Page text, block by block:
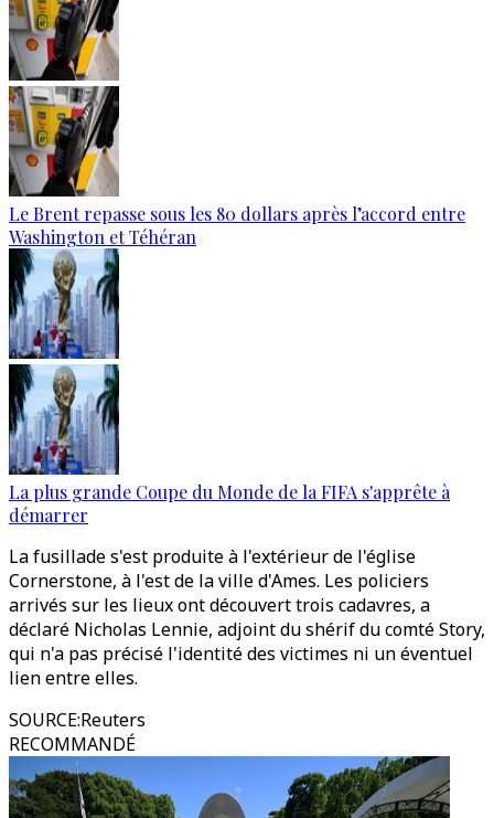
Le Brent repasse sous les 80 dollars après l’accord entre
Washington et Téhéran
La plus grande Coupe du Monde de la FIFA s'apprête à
démarrer
La fusillade s'est produite à l'extérieur de l'église
Cornerstone, à l'est de la ville d'Ames. Les policiers
arrivés sur les lieux ont découvert trois cadavres, a
déclaré Nicholas Lennie, adjoint du shérif du comté Story,
qui n'a pas précisé l'identité des victimes ni un éventuel
lien entre elles.
SOURCE:Reuters
RECOMMANDÉ